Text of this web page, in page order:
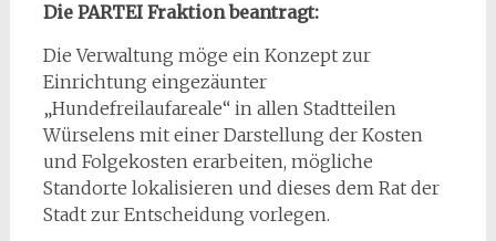
Die PARTEI Fraktion beantragt:
Die Verwaltung möge ein Konzept zur
Einrichtung eingezäunter
„Hundefreilaufareale“ in allen Stadtteilen
Würselens mit einer Darstellung der Kosten
und Folgekosten erarbeiten, mögliche
Standorte lokalisieren und dieses dem Rat der
Stadt zur Entscheidung vorlegen.